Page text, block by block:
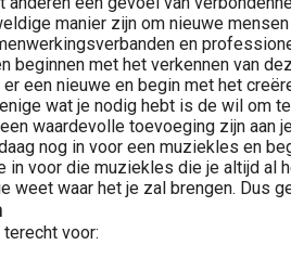
manier zijn om nieuwe
en
beginnen met het verkennen van
een nieuwe en begin met het
wat je nodig hebt is de wil om
waardevolle toevoeging zijn aan
nog in voor een muziekles en
voor die muziekles die je altijd al
weet waar het je zal brengen. Dus
voor: